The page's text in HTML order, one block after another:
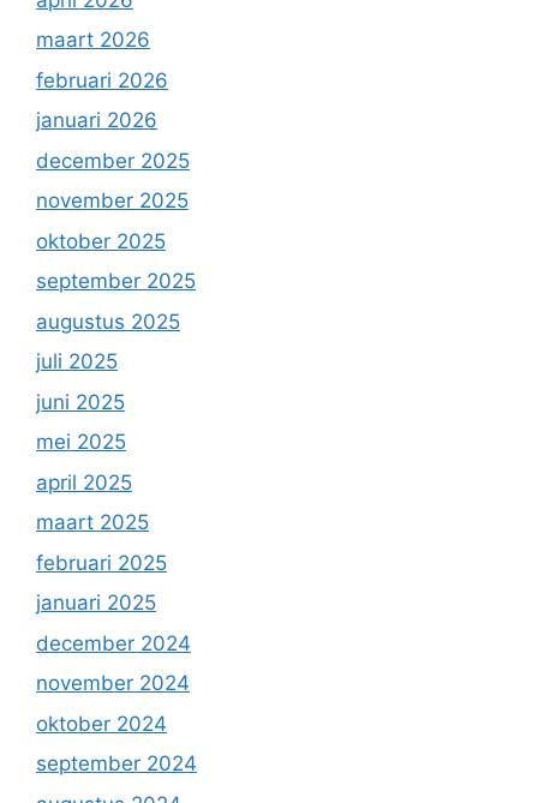
maart 2026
februari 2026
januari 2026
december 2025
november 2025
oktober 2025
september 2025
augustus 2025
juli 2025
juni 2025
mei 2025
april 2025
maart 2025
februari 2025
januari 2025
december 2024
november 2024
oktober 2024
september 2024